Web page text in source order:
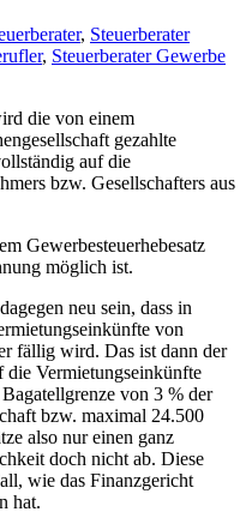
, Steuerberater
, Steuerberater Gewerbe
die von einem
gezahlte
auf die
bzw. Gesellschafters aus
Gewerbesteuerhebesatz
möglich ist.
neu sein, dass in
von
fällig wird. Das ist dann der
Vermietungseinkünfte
von 3 % der
bzw. maximal 24.500
also nur einen ganz
doch nicht ab. Diese
wie das Finanzgericht
hat.